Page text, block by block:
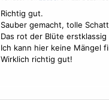
Richtig gut.
Sauber gemacht, tolle
Das rot der Blüte
Ich kann hier keine Mängel
Wirklich richtig gut!